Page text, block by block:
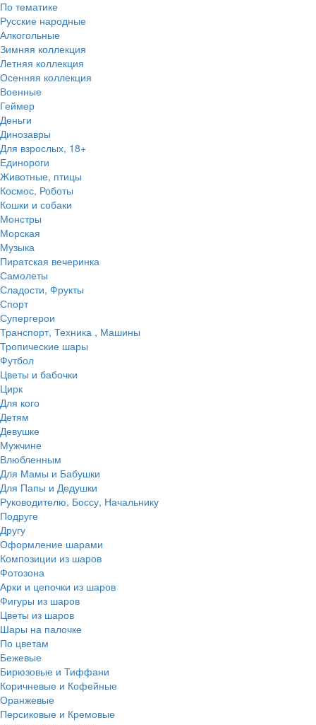
По тематике
Русские народные
Алкогольные
Зимняя коллекция
Летняя коллекция
Осенняя коллекция
Военные
Геймер
Деньги
Динозавры
Для взрослых, 18+
Единороги
Животные, птицы
Космос, Роботы
Кошки и собаки
Монстры
Морская
Музыка
Пиратская вечеринка
Самолеты
Сладости, Фрукты
Спорт
Супергерои
Транспорт, Техника , Машины
Тропические шары
Футбол
Цветы и бабочки
Цирк
Для кого
Детям
Девушке
Мужчине
Влюбленным
Для Мамы и Бабушки
Для Папы и Дедушки
Руководителю, Боссу, Начальнику
Подруге
Другу
Оформление шарами
Композиции из шаров
Фотозона
Арки и цепочки из шаров
Фигуры из шаров
Цветы из шаров
Шары на палочке
По цветам
Бежевые
Бирюзовые и Тиффани
Коричневые и Кофейные
Оранжевые
Персиковые и Кремовые